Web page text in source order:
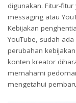
digunakan. Fitur-
messaging atau
Kebijakan
YouTube, sudah
perubahan
konten kreator
memahami
mengetahui